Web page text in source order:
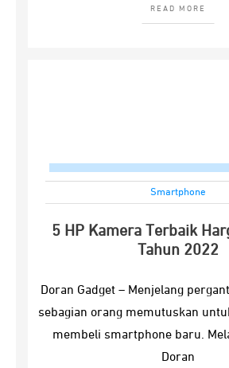
READ MORE
Smartphone
5 HP Kamera Terbaik
Tahun 2022
Doran Gadget – Menjelang
sebagian orang memutuskan
membeli smartphone baru.
Doran